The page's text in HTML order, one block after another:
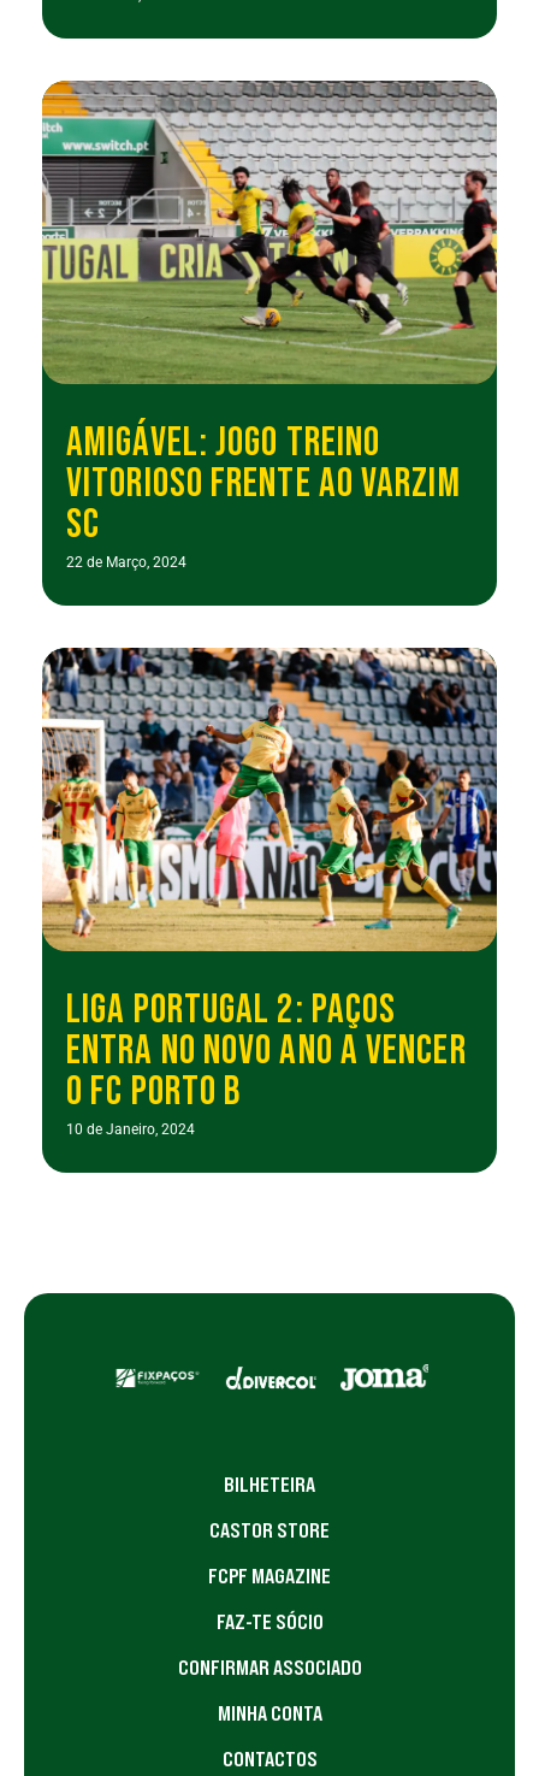
AMIGÁVEL: JOGO TREINO
VITORIOSO FRENTE AO VARZIM
SC
22 de Março, 2024
LIGA PORTUGAL 2: PAÇOS
ENTRA NO NOVO ANO A VENCER
O FC PORTO B
10 de Janeiro, 2024
BILHETEIRA
CASTOR STORE
FCPF MAGAZINE
FAZ-TE SÓCIO
CONFIRMAR ASSOCIADO
MINHA CONTA
CONTACTOS